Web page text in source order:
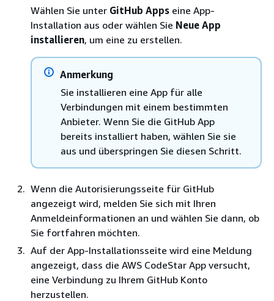
Wählen Sie unter GitHub Apps eine App-
Installation aus oder wählen Sie Neue App
installieren, um eine zu erstellen.
Anmerkung
Sie installieren eine App für alle
Verbindungen mit einem bestimmten
Anbieter. Wenn Sie die GitHub App
bereits installiert haben, wählen Sie sie
aus und überspringen Sie diesen Schritt.
Wenn die Autorisierungsseite für GitHub
angezeigt wird, melden Sie sich mit Ihren
Anmeldeinformationen an und wählen Sie dann, ob
Sie fortfahren möchten.
Auf der App-Installationsseite wird eine Meldung
angezeigt, dass die AWS CodeStar App versucht,
eine Verbindung zu Ihrem GitHub Konto
herzustellen.